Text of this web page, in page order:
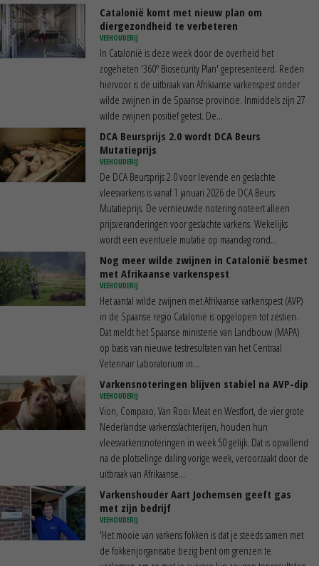
Catalonië komt met nieuw plan om
diergezondheid te verbeteren
VEEHOUDERIJ
In Catalonië is deze week door de overheid het
zogeheten '360º Biosecurity Plan' gepresenteerd. Reden
hiervoor is de uitbraak van Afrikaanse varkenspest onder
wilde zwijnen in de Spaanse provincie. Inmiddels zijn 27
wilde zwijnen positief getest. De...
DCA Beursprijs 2.0 wordt DCA Beurs
Mutatieprijs
VEEHOUDERIJ
De DCA Beursprijs 2.0 voor levende en geslachte
vleesvarkens is vanaf 1 januari 2026 de DCA Beurs
Mutatieprijs. De vernieuwde notering noteert alleen
prijsveranderingen voor geslachte varkens. Wekelijks
wordt een eventuele mutatie op maandag rond...
Nog meer wilde zwijnen in Catalonië besmet
met Afrikaanse varkenspest
VEEHOUDERIJ
Het aantal wilde zwijnen met Afrikaanse varkenspest (AVP)
in de Spaanse regio Catalonië is opgelopen tot zestien.
Dat meldt het Spaanse ministerie van Landbouw (MAPA)
op basis van nieuwe testresultaten van het Centraal
Veterinair Laboratorium in...
Varkensnoteringen blijven stabiel na AVP-dip
VEEHOUDERIJ
Vion, Compaxo, Van Rooi Meat en Westfort, de vier grote
Nederlandse varkensslachterijen, houden hun
vleesvarkensnoteringen in week 50 gelijk. Dat is opvallend
na de plotselinge daling vorige week, veroorzaakt door de
uitbraak van Afrikaanse...
Varkenshouder Aart Jochemsen geeft gas
met zijn bedrijf
VEEHOUDERIJ
'Het mooie van varkens fokken is dat je steeds samen met
de fokkerijorganisatie bezig bent om grenzen te